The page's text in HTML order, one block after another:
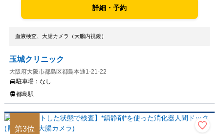
詳細・予約
血液検査、大腸カメラ（大腸内視鏡）
玉城クリニック
大阪府大阪市都島区都島本通1-21-22
駐車場： なし
都島駅
第3位